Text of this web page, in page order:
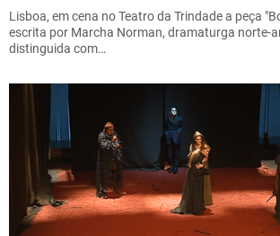
Lisboa, em cena no Teatro da Trindade a peça
escrita por Marcha Norman, dramaturga norte-
distinguida com…